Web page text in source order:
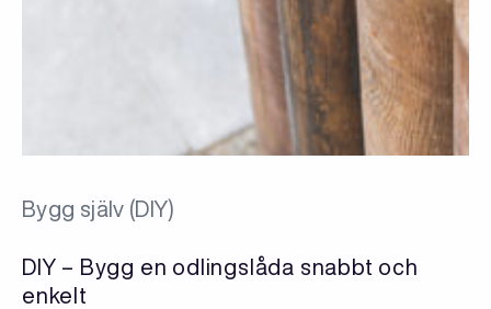
Bygg själv (DIY)
DIY – Bygg en odlingslåda snabbt och
enkelt